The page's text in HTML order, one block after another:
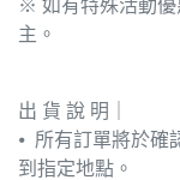
※ 如有特殊活動優
主。
出 貨 說 明｜
⦁ 所有訂單將於確
到指定地點。